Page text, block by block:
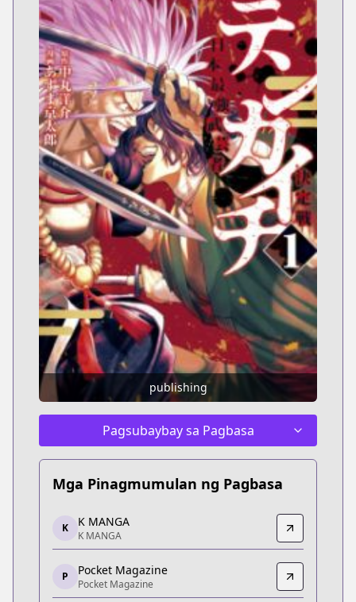
publishing
Pagsubaybay sa Pagbasa
Mga Pinagmumulan ng Pagbasa
K MANGA
K MANGA
https://kmanga.kodansha.com/title/10585/
Pocket Magazine
Pocket Magazine
K K MANGA
K MANGA
P Pocket Magazine
Pocket Magazine